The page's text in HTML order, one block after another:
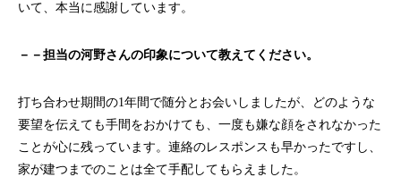
いて、本当に感謝しています。
－－担当の河野さんの印象について教えてください。
打ち合わせ期間の1年間で随分とお会いしましたが、どのような
要望を伝えても手間をおかけても、一度も嫌な顔をされなかった
ことが心に残っています。連絡のレスポンスも早かったですし、
家が建つまでのことは全て手配してもらえました。